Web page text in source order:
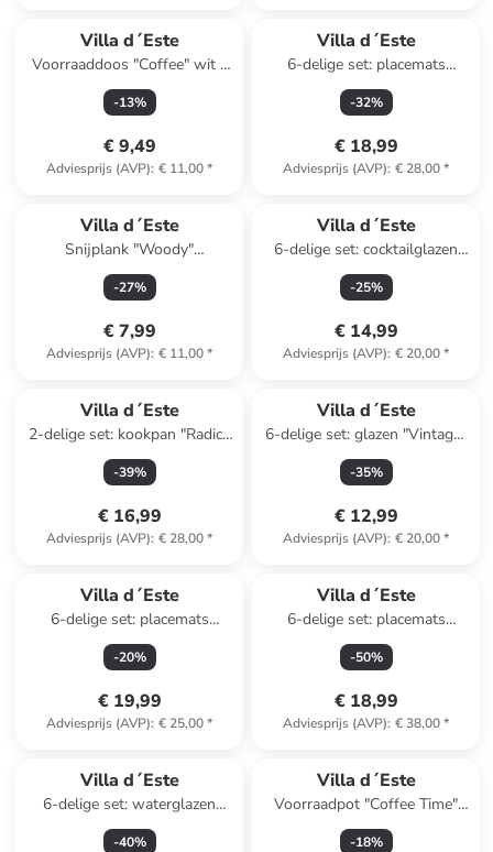
Villa d´Este
Voorraaddoos "Coffee" wit -
750 ml
-13%
€ 9,49
Adviesprijs (AVP): € 11,00*
Villa d´Este
6-delige set: placemats
"Oriental Botanique"
wit/groen - Ø 33 cm
-32%
€ 18,99
Adviesprijs (AVP): € 28,00*
Villa d´Este
Snijplank "Woody"
bruin/zwart - (L)33 x (B)20 cm
-27%
€ 7,99
Adviesprijs (AVP): € 11,00*
Villa d´Este
6-delige set: cocktailglazen
"Vinatge" transparant - 365
ml
-25%
€ 14,99
Adviesprijs (AVP): € 20,00*
Villa d´Este
2-delige set: kookpan "Radici"
zilverkleurig - Ø 14 cm
-39%
€ 16,99
Adviesprijs (AVP): € 28,00*
Villa d´Este
6-delige set: glazen "Vintage"
- 375 ml
-35%
€ 12,99
Adviesprijs (AVP): € 20,00*
Villa d´Este
6-delige set: placemats
groen/beige - Ø 38 cm
-20%
€ 19,99
Adviesprijs (AVP): € 25,00*
Villa d´Este
6-delige set: placemats
naturel/wit - Ø 38 cm
-50%
€ 18,99
Adviesprijs (AVP): € 38,00*
Villa d´Este
6-delige set: waterglazen
"Shiraz" blauw - 525 ml
-40%
Villa d´Este
Voorraadpot "Coffee Time"
wit/lichtbruin - 750 ml
-18%